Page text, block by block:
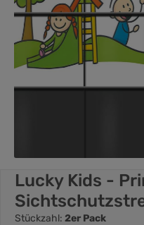
Lucky Kids -
Stückzahl: 2er Pack